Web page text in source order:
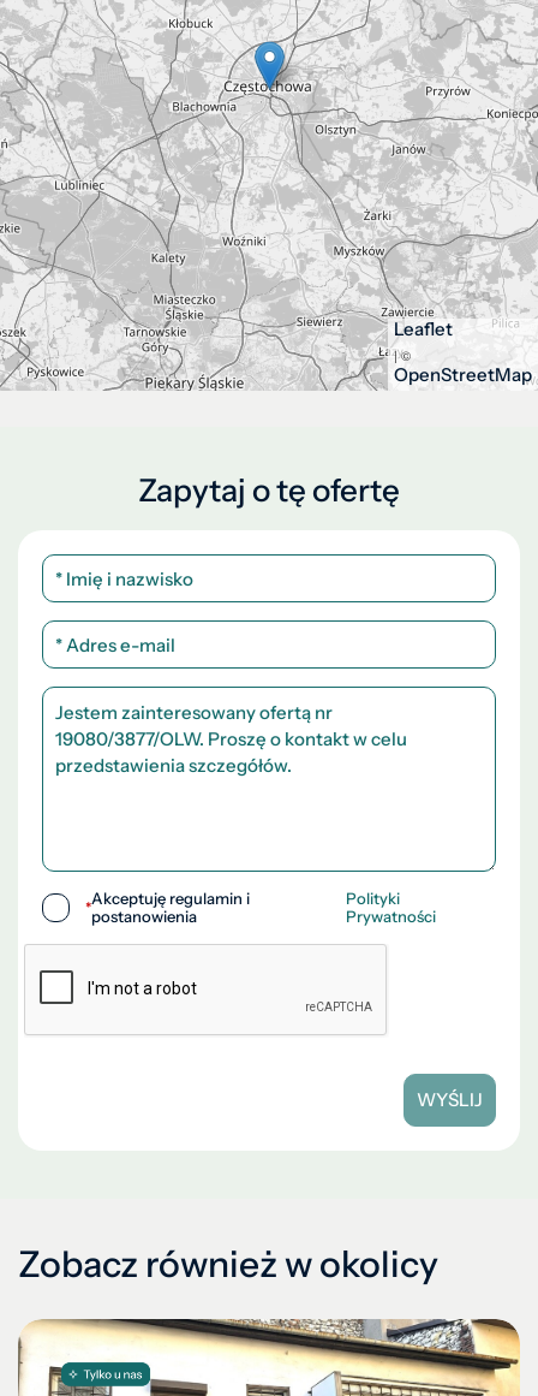
Leaflet
| ©
OpenStreetMap
Zapytaj o tę ofertę
*Akceptuję regulamin i
postanowienia
Polityki
Prywatności
WYŚLIJ
Zobacz również w okolicy